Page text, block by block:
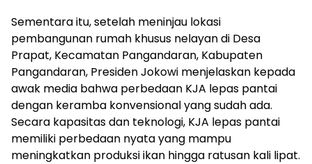
Sementara itu, setelah meninjau lokasi
pembangunan rumah khusus nelayan di Desa
Prapat, Kecamatan Pangandaran, Kabupaten
Pangandaran, Presiden Jokowi menjelaskan kepada
awak media bahwa perbedaan KJA lepas pantai
dengan keramba konvensional yang sudah ada.
Secara kapasitas dan teknologi, KJA lepas pantai
memiliki perbedaan nyata yang mampu
meningkatkan produksi ikan hingga ratusan kali lipat.